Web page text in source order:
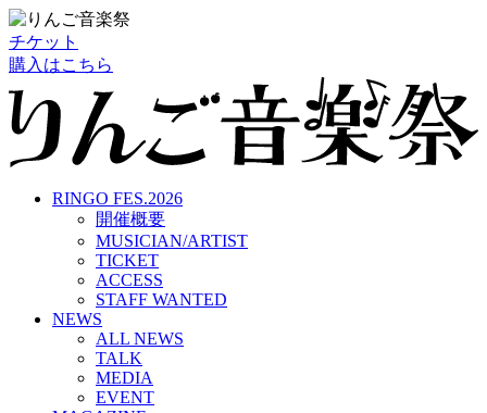
チケット
購入はこちら
RINGO FES.2026
開催概要
MUSICIAN/ARTIST
TICKET
ACCESS
STAFF WANTED
NEWS
ALL NEWS
TALK
MEDIA
EVENT